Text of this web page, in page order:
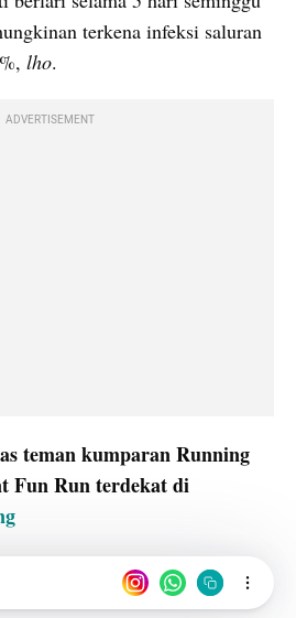
terkena infeksi saluran
lho.
ADVERTISEMENT
teman kumparan Running